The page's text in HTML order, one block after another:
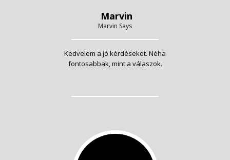
Marvin
Marvin Says
Kedvelem a jó kérdéseket. Néha
fontosabbak, mint a válaszok.